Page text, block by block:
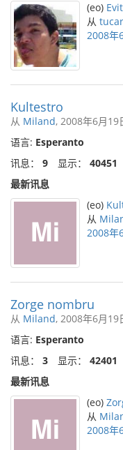
(eo)
从
2008年
Kultestro
从 Miland, 2008年6月19
语言: Esperanto
讯息： 9 显示： 40451
最新讯息
(eo)
从
2008年
Zorge nombru
从 Miland, 2008年6月19
语言: Esperanto
讯息： 3 显示： 42401
最新讯息
(eo)
从
2008年